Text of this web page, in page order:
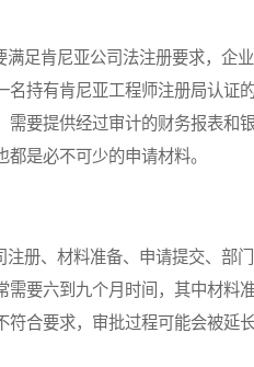
足肯尼亚公司法注册要求，企
名持有肯尼亚工程师注册局认证
需要提供经过审计的财务报表和
是必不可少的申请材料。
册、材料准备、申请提交、部
要六到九个月时间，其中材料
符合要求，审批过程可能会被延